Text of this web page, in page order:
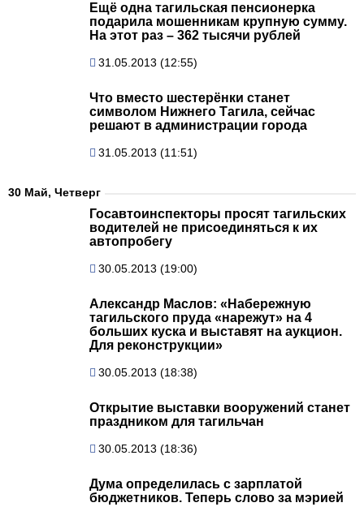
Ещё одна тагильская пенсионерка
подарила мошенникам крупную сумму.
На этот раз – 362 тысячи рублей
31.05.2013 (12:55)
Что вместо шестерёнки станет
символом Нижнего Тагила, сейчас
решают в администрации города
31.05.2013 (11:51)
30 Май, Четверг
Госавтоинспекторы просят тагильских
водителей не присоединяться к их
автопробегу
30.05.2013 (19:00)
Александр Маслов: «Набережную
тагильского пруда «нарежут» на 4
больших куска и выставят на аукцион.
Для реконструкции»
30.05.2013 (18:38)
Открытие выставки вооружений станет
праздником для тагильчан
30.05.2013 (18:36)
Дума определилась с зарплатой
бюджетников. Теперь слово за мэрией